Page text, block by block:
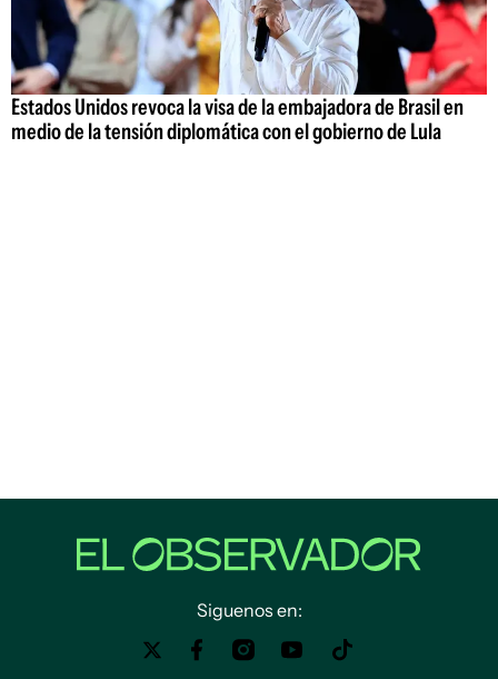
Estados Unidos revoca la visa de la embajadora de Brasil en
medio de la tensión diplomática con el gobierno de Lula
Siguenos en: